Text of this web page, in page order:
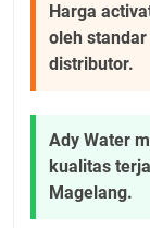
Harga
oleh
distributor.
Ady Water
kualitas
Magelang.